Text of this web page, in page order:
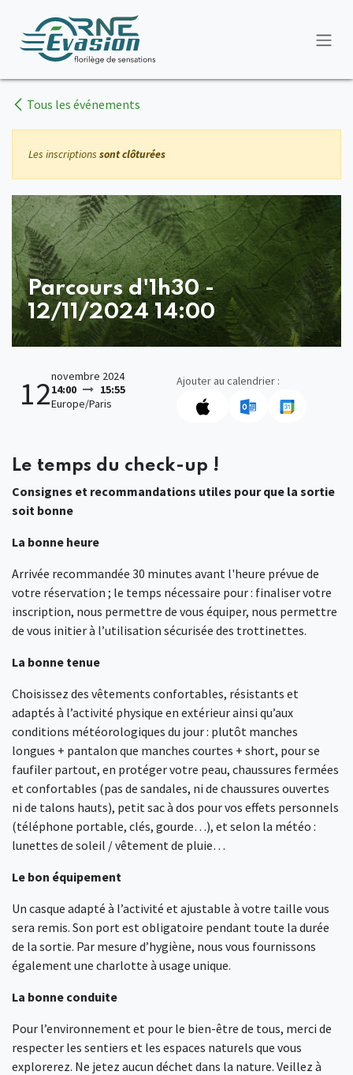
Tous les événements
Les inscriptions sont clôturées
Parcours d'1h30 -
12/11/2024 14:00
12novembre 2024
14:00
15:55
Europe/Paris
Ajouter au calendrier :
Le temps du check-up !
Consignes et recommandations utiles pour que la sortie
soit bonne
La bonne heure
Arrivée recommandée 30 minutes avant l'heure prévue de
votre réservation ; le temps nécessaire pour : finaliser votre
inscription, nous permettre de vous équiper, nous permettre
de vous initier à l’utilisation sécurisée des trottinettes.
La bonne tenue
Choisissez des vêtements confortables, résistants et
adaptés à l’activité physique en extérieur ainsi qu’aux
conditions météorologiques du jour : plutôt manches
longues + pantalon que manches courtes + short, pour se
faufiler partout, en protéger votre peau, chaussures fermées
et confortables (pas de sandales, ni de chaussures ouvertes
ni de talons hauts), petit sac à dos pour vos effets personnels
(téléphone portable, clés, gourde…), et selon la météo :
lunettes de soleil / vêtement de pluie…
Le bon équipement
Un casque adapté à l’activité et ajustable à votre taille vous
sera remis. Son port est obligatoire pendant toute la durée
de la sortie. Par mesure d’hygiène, nous vous fournissons
également une charlotte à usage unique.
La bonne conduite
Pour l’environnement et pour le bien-être de tous, merci de
respecter les sentiers et les espaces naturels que vous
explorerez. Ne jetez aucun déchet dans la nature. Veillez à